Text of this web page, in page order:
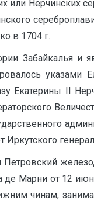
Нерчинских
в 1704 г.
Забайкалья
указами
Екатерины II
де Марни от 12
чинам,